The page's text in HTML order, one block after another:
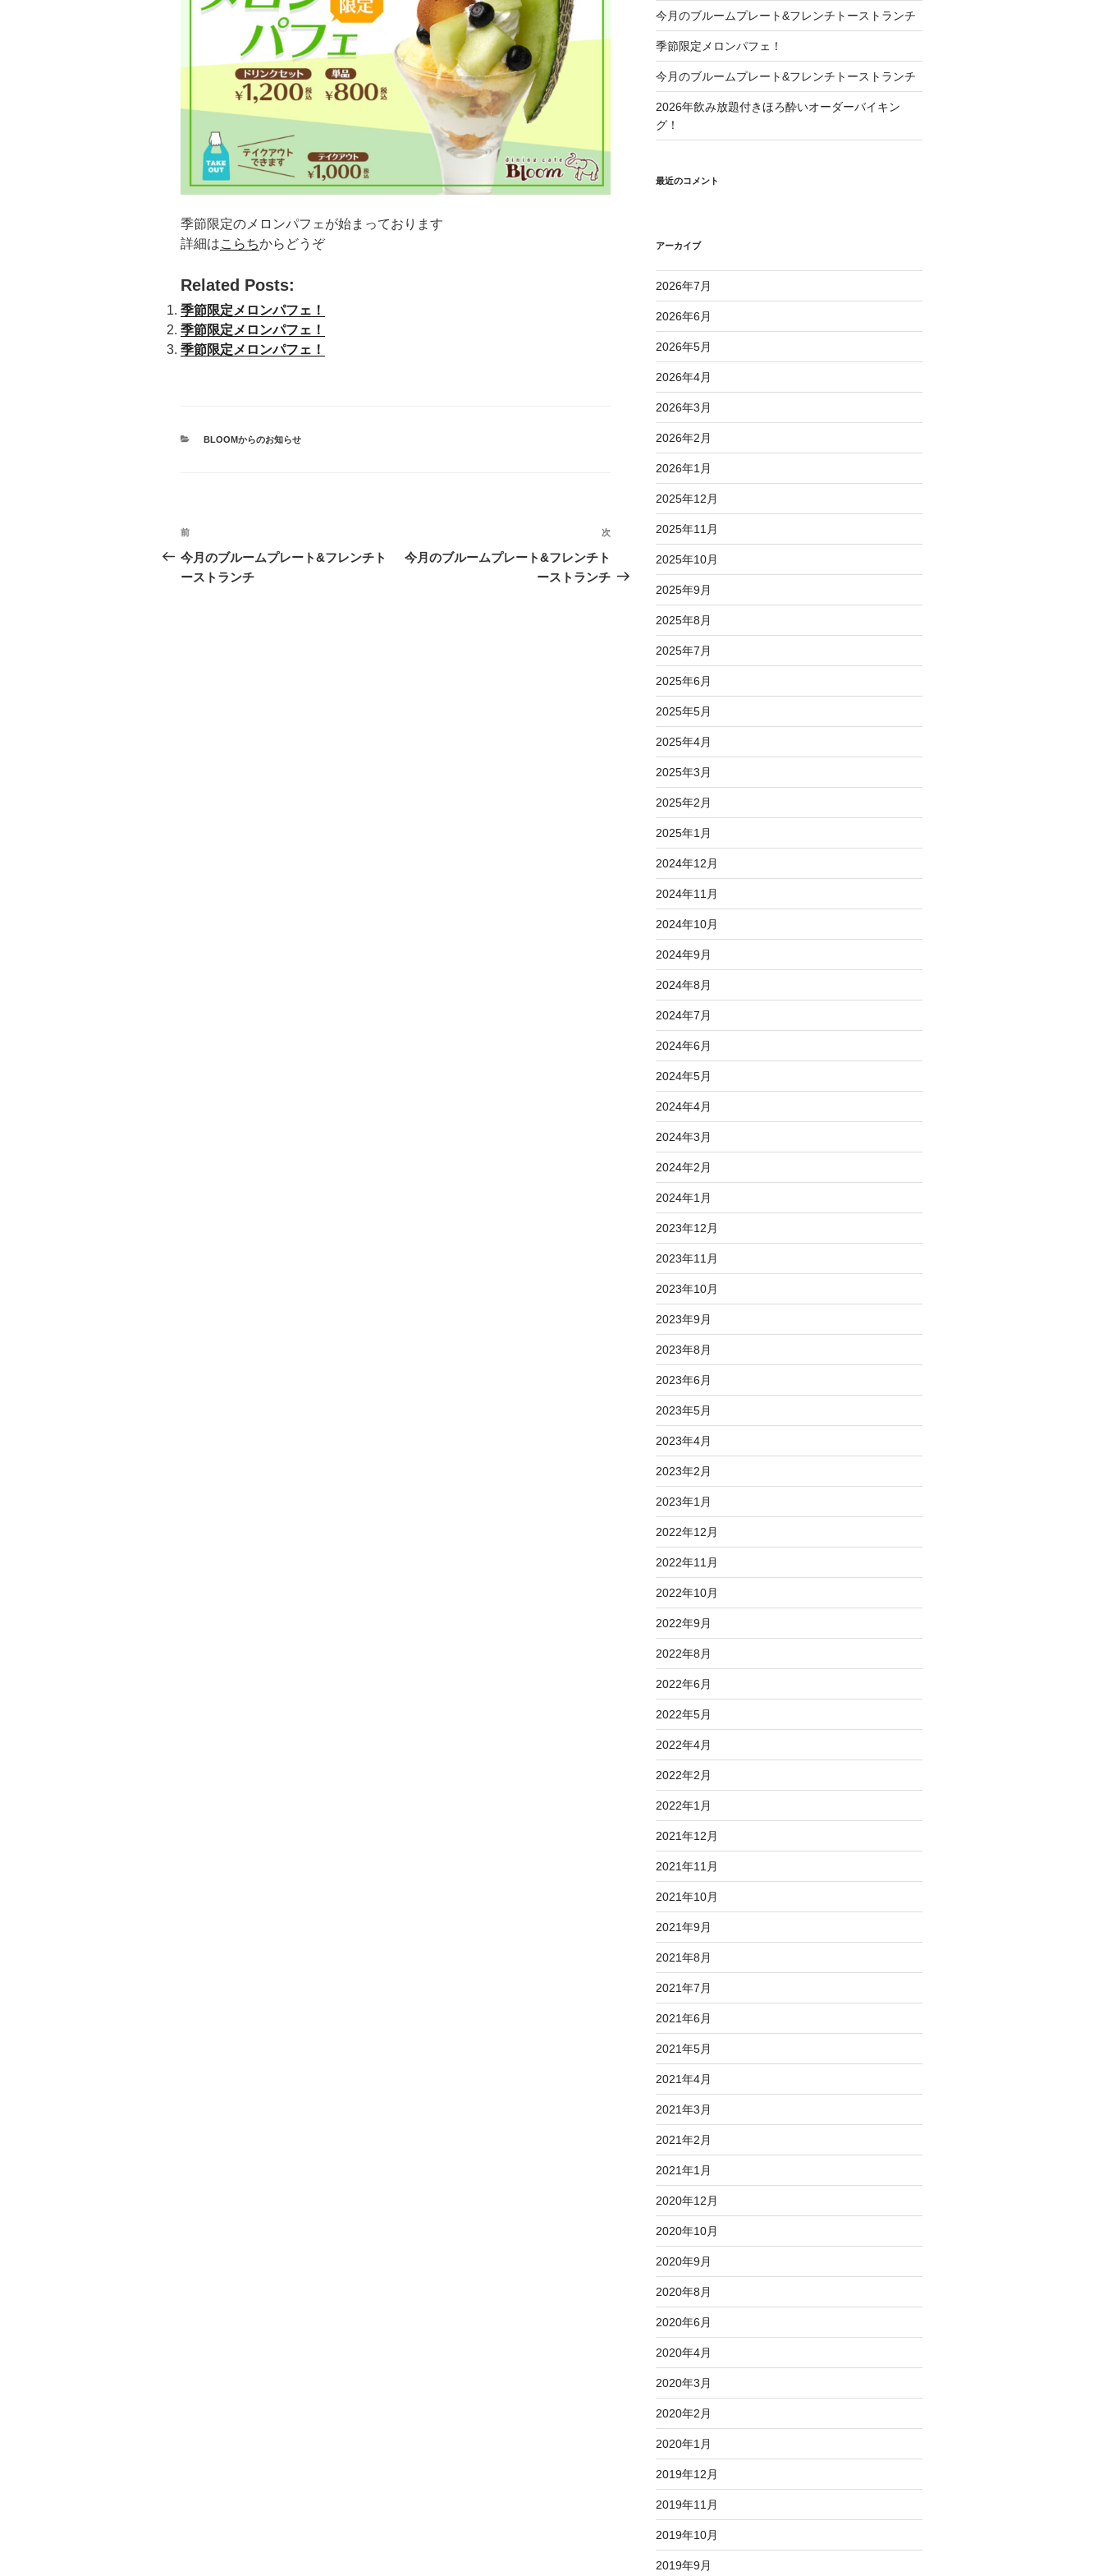
季節限定のメロンパフェが始まっております
詳細はこらちからどうぞ
Related Posts:
季節限定メロンパフェ！
季節限定メロンパフェ！
季節限定メロンパフェ！
カ
BLOOMからのお知らせ
投
稿
ナ
過
去
の
前
今月のブルームプレート&フレンチト
ーストランチ
投
次
今月のブルームプレート&フレンチト
ーストランチ
今月のブルームプレート&フレンチトーストランチ
季節限定メロンパフェ！
今月のブルームプレート&フレンチトーストランチ
2026年飲み放題付きほろ酔いオーダーバイキン
グ！
最近のコメント
アーカイブ
2026年7月
2026年6月
2026年5月
2026年4月
2026年3月
2026年2月
2026年1月
2025年12月
2025年11月
2025年10月
2025年9月
2025年8月
2025年7月
2025年6月
2025年5月
2025年4月
2025年3月
2025年2月
2025年1月
2024年12月
2024年11月
2024年10月
2024年9月
2024年8月
2024年7月
2024年6月
2024年5月
2024年4月
2024年3月
2024年2月
2024年1月
2023年12月
2023年11月
2023年10月
2023年9月
2023年8月
2023年6月
2023年5月
2023年4月
2023年2月
2023年1月
2022年12月
2022年11月
2022年10月
2022年9月
2022年8月
2022年6月
2022年5月
2022年4月
2022年2月
2022年1月
2021年12月
2021年11月
2021年10月
2021年9月
2021年8月
2021年7月
2021年6月
2021年5月
2021年4月
2021年3月
2021年2月
2021年1月
2020年12月
2020年10月
2020年9月
2020年8月
2020年6月
2020年4月
2020年3月
2020年2月
2020年1月
2019年12月
2019年11月
2019年10月
2019年9月